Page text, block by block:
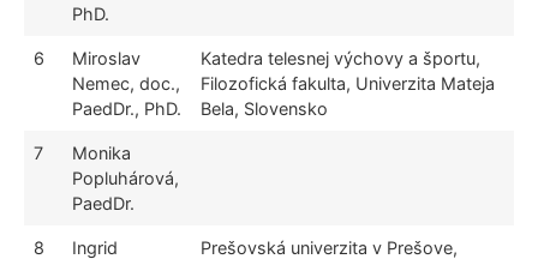
PhD.
6
Miroslav
Nemec, doc.,
PaedDr., PhD.
Katedra telesnej výchovy a športu,
Filozofická fakulta, Univerzita Mateja
Bela, Slovensko
7
Monika
Popluhárová,
PaedDr.
8
Ingrid
Prešovská univerzita v Prešove,